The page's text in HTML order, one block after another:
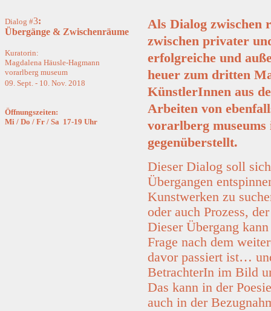
Dialog #3:
Übergänge & Zwischenräume
Kuratorin:
Magdalena Häusle-Hagmann
vorarlberg museum
09. Sept. - 10. Nov. 2018
Öffnungszeiten:
Mi / Do / Fr / Sa 17-19 Uhr
Als Dialog zwischen
zwischen privater
erfolgreiche und
heuer zum dritten
KünstlerInnen aus
Arbeiten von
vorarlberg
gegenüberstellt.
Dieser Dialog soll
Übergangen
Kunstwerken zu
oder auch Prozess,
Dieser Übergang
Frage nach dem
davor passiert ist…
BetrachterIn im Bild
Das kann in der
auch in der